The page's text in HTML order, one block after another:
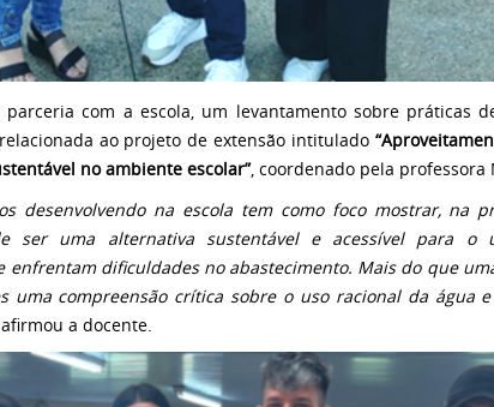
com a escola, um levantamento sobre práticas
ao projeto de extensão intitulado
no ambiente escolar”, coordenado pela professora
desenvolvendo na escola tem como foco mostrar, na
ser uma alternativa sustentável e acessível para o
enfrentam dificuldades no abastecimento. Mais do que
uma compreensão crítica sobre o uso racional da água
afirmou a docente.